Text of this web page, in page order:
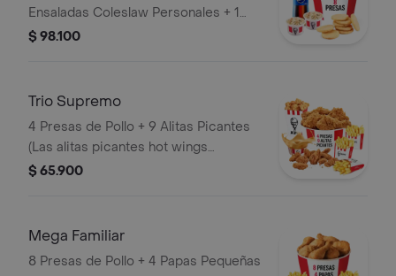
Ensaladas Coleslaw Personales + 1
Gaseosa 1,5 Litros
$ 98.100
Trio Supremo
4 Presas de Pollo + 9 Alitas Picantes
(Las alitas picantes hot wings
equivalen a un trozo de ala) + 1
Pequeñas + 1 Balde de Salsa 100g
$ 65.900
Mega Familiar
8 Presas de Pollo + 4 Papas Pequeñas